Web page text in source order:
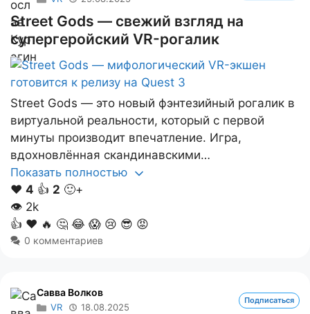
Street Gods — свежий взгляд на
супергеройский VR-рогалик
Street Gods — это новый фэнтезийный рогалик в
виртуальной реальности, который с первой
минуты производит впечатление. Игра,
вдохновлённая скандинавскими…
Показать полностью
❤️ 4 👍 2 🙂+
👁 2k
👍 ❤️ 🔥 🤔 😂 😱 😢 😎 😡
0 комментариев
Савва Волков
VR 18.08.2025
Подписаться